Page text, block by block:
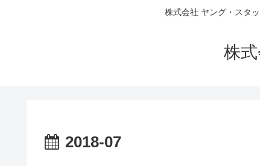
株式会社 ヤング・スタ
株
2018-07